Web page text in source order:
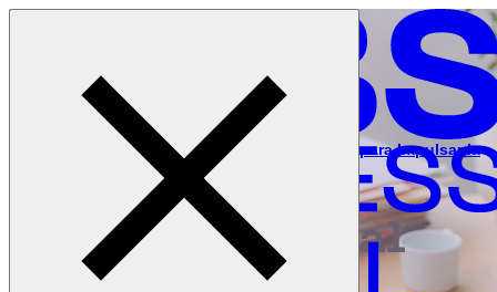
Inicio
Recursos
Descubre las bases y conceptos clave para Impulsar la
Innovación en tu equipo de trabajo
bibliotecadigital